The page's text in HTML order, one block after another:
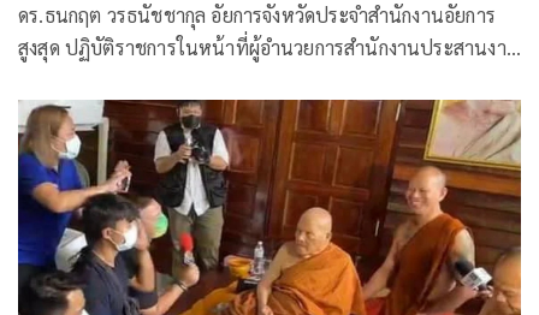
ดร.ธนกฤต วรธนัชชากุล อัยการจังหวัดประจำสำนักงานอัยการ
สูงสุด ปฏิบัติราชการในหน้าที่ผู้อำนวยการสำนักงานประสานงาน